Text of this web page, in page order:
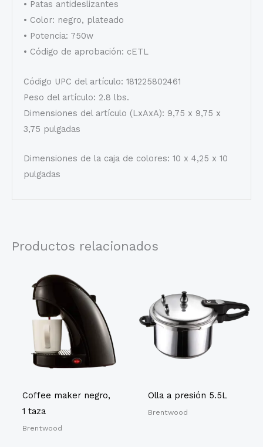
• Patas antideslizantes
• Color: negro, plateado
• Potencia: 750w
• Código de aprobación: cETL
Código UPC del artículo: 181225802461
Peso del artículo: 2.8 lbs.
Dimensiones del artículo (LxAxA): 9,75 x 9,75 x
3,75 pulgadas
Dimensiones de la caja de colores: 10 x 4,25 x 10
pulgadas
Productos relacionados
Coffee maker negro,
1 taza
Brentwood
Olla a presión 5.5L
Brentwood